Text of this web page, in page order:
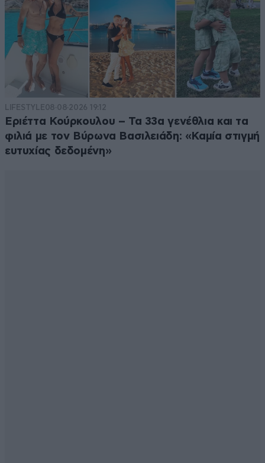
LIFESTYLE08·08·2026 19:12
Εριέττα Κούρκουλου – Τα 33α γενέθλια και τα
φιλιά με τον Βύρωνα Βασιλειάδη: «Καμία στιγμή
ευτυχίας δεδομένη»